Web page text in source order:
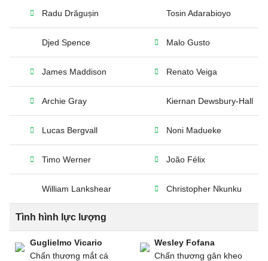
Radu Drăgușin Tosin Adarabioyo
Djed Spence Malo Gusto
James Maddison Renato Veiga
Archie Gray Kiernan Dewsbury-Hall
Lucas Bergvall Noni Madueke
Timo Werner João Félix
William Lankshear Christopher Nkunku
Tình hình lực lượng
Guglielmo Vicario
Chấn thương mắt cá
Wesley Fofana
Chấn thương gân kheo